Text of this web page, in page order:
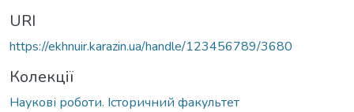
URI
https://ekhnuir.karazin.ua/handle/123456789/3680
Колекції
Наукові роботи. Історичний факультет